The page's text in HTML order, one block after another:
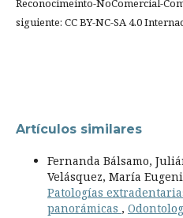
Reconocimeinto-NoComercial-
siguiente: CC BY-NC-SA 4.0
Artículos similares
Fernanda Bálsamo,
Velásquez, María
Patologías
panorámicas ,